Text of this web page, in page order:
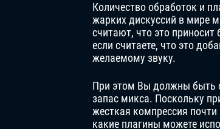
Количество обработок и
жарких дискуссий в мире
считают, что это
если считаете, что это
желаемому звуку.
При этом Вы должны быть
запас микса. Поскольку
жесткая компрессия
какие плагины можете